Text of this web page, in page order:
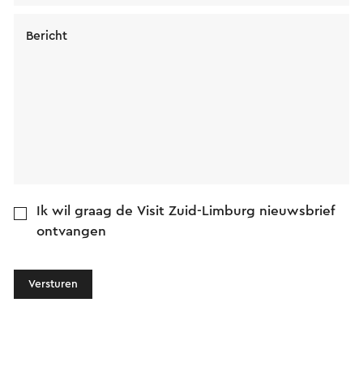
Bericht
Ik wil graag de Visit Zuid-Limburg nieuwsbrief
ontvangen
Versturen